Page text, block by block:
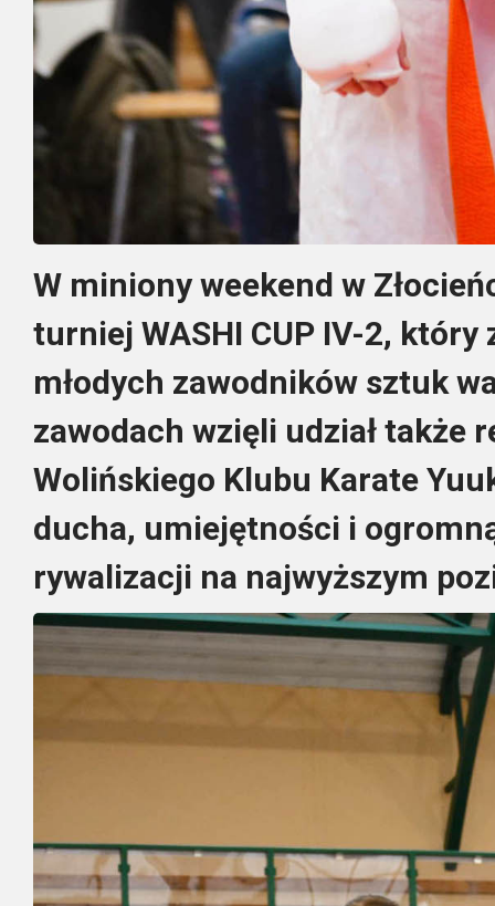
W miniony weekend w
turniej WASHI CUP IV-2,
młodych zawodników sztuk
zawodach wzięli udział także
Wolińskiego Klubu Karate
ducha, umiejętności i
rywalizacji na najwyższym